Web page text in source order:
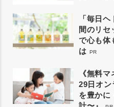
「毎日
間のリセ
で心も体
は PR
《無料
29日オン
を豊かに